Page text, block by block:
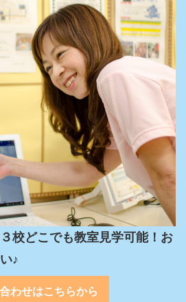
校どこでも教室見学可能！お
♪
わせはこちらから